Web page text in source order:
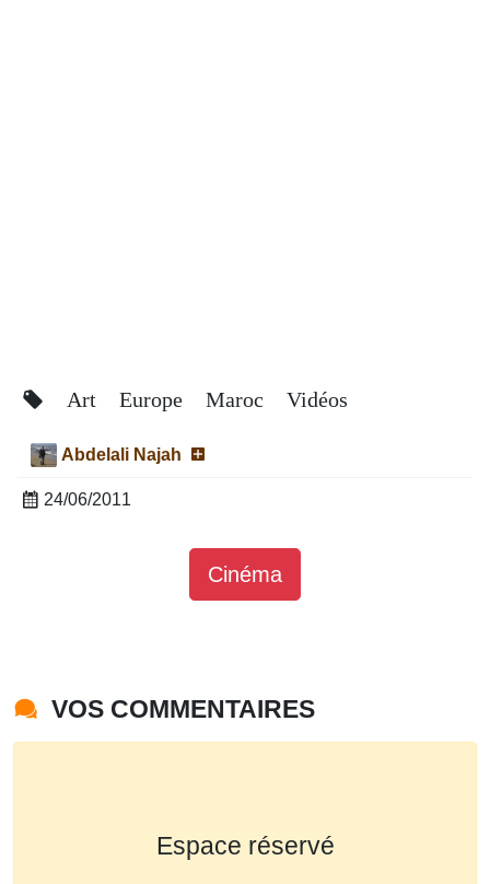
Art Europe Maroc Vidéos
Abdelali Najah
24/06/2011
Cinéma
VOS COMMENTAIRES
Espace réservé